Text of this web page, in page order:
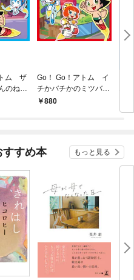
ム ザ
のねが
Go！ Go！アトム イ
チかバチかのミツバチ
ミッション
880
すすめ本 もっと見る